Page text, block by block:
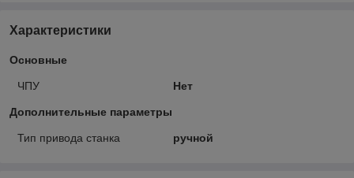
Характеристики
Основные
ЧПУ Нет
Дополнительные параметры
Тип привода станка ручной